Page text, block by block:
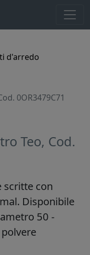
d'arredo
0OR3479C71
Teo, Cod.
scritte con
Disponibile
50 -